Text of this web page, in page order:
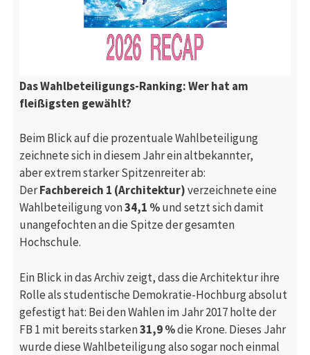
Das Wahlbeteiligungs-Ranking: Wer hat am
fleißigsten gewählt?
Beim Blick auf die prozentuale Wahlbeteiligung
zeichnete sich in diesem Jahr ein altbekannter,
aber extrem starker Spitzenreiter ab:
DerFachbereich 1 (Architektur)verzeichnete eine
Wahlbeteiligung von34,1 %und setzt sich damit
unangefochten an die Spitze der gesamten
Hochschule.
Ein Blick in das Archiv zeigt, dass die Architektur ihre
Rolle als studentische Demokratie-Hochburg absolut
gefestigt hat: Bei den Wahlen im Jahr 2017 holte der
FB 1 mit bereits starken31,9 %die Krone. Dieses Jahr
wurde diese Wahlbeteiligung also sogar noch einmal